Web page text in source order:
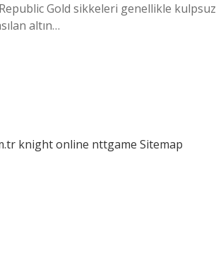
Gold sikkeleri genellikle kulpsuz
altın…
knight online nttgame Sitemap